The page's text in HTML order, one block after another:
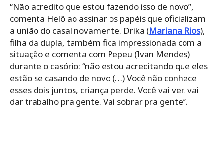
“Não acredito que estou fazendo isso de novo”,
comenta Helô ao assinar os papéis que oficializam
a união do casal novamente. Drika (Mariana Rios),
filha da dupla, também fica impressionada com a
situação e comenta com Pepeu (Ivan Mendes)
durante o casório: “não estou acreditando que eles
estão se casando de novo (…) Você não conhece
esses dois juntos, criança perde. Você vai ver, vai
dar trabalho pra gente. Vai sobrar pra gente”.